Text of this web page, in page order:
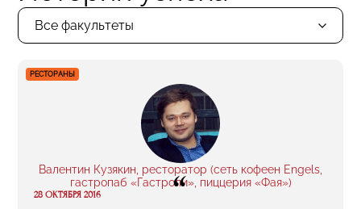
Все факультеты
РЕСТОРАНЫ
Валентин Кузякин, ресторатор (сеть кофеен Engels,
гастропаб «Гастроли», пиццерия «Фая»)
“
28 ОКТЯБРЯ 2016